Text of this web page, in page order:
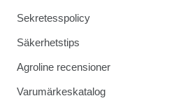
Sekretesspolicy
Säkerhetstips
Agroline recensioner
Varumärkeskatalog